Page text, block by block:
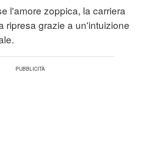
l'amore zoppica, la carriera
ripresa grazie a un'intuizione